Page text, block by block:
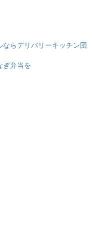
らデリバリーキッチン団
ぎ弁当を